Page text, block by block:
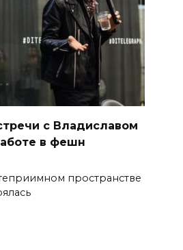
с Владиславом
в фешн
пространстве